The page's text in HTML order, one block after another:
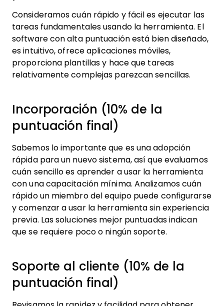
Consideramos cuán rápido y fácil es ejecutar las
tareas fundamentales usando la herramienta. El
software con alta puntuación está bien diseñado,
es intuitivo, ofrece aplicaciones móviles,
proporciona plantillas y hace que tareas
relativamente complejas parezcan sencillas.
Incorporación (10% de la
puntuación final)
Sabemos lo importante que es una adopción
rápida para un nuevo sistema, así que evaluamos
cuán sencillo es aprender a usar la herramienta
con una capacitación mínima. Analizamos cuán
rápido un miembro del equipo puede configurarse
y comenzar a usar la herramienta sin experiencia
previa. Las soluciones mejor puntuadas indican
que se requiere poco o ningún soporte.
Soporte al cliente (10% de la
puntuación final)